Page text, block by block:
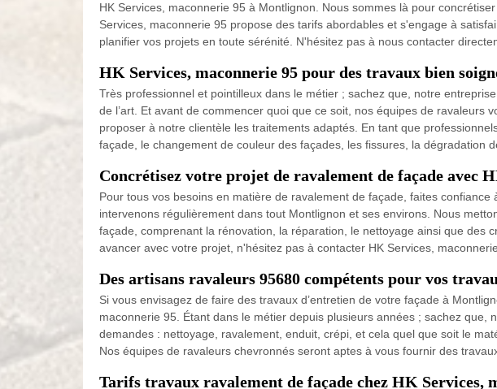
HK Services, maconnerie 95 à Montlignon. Nous sommes là pour
Services, maconnerie 95 propose des tarifs abordables et s'engage à
planifier vos projets en toute sérénité. N'hésitez pas à nous contacter
HK Services, maconnerie 95 pour des travaux bien
Très professionnel et pointilleux dans le métier ; sachez que, notre
de l’art. Et avant de commencer quoi que ce soit, nos équipes de
proposer à notre clientèle les traitements adaptés. En tant que
façade, le changement de couleur des façades, les fissures, la dégradation
Concrétisez votre projet de ravalement de façade avec
Pour tous vos besoins en matière de ravalement de façade, faites
intervenons régulièrement dans tout Montlignon et ses environs. Nous
façade, comprenant la rénovation, la réparation, le nettoyage ainsi que
avancer avec votre projet, n'hésitez pas à contacter HK Services,
Des artisans ravaleurs 95680 compétents pour vos
Si vous envisagez de faire des travaux d’entretien de votre façade à
maconnerie 95. Étant dans le métier depuis plusieurs années ; sachez
demandes : nettoyage, ravalement, enduit, crépi, et cela quel que soit le
Nos équipes de ravaleurs chevronnés seront aptes à vous fournir des
Tarifs travaux ravalement de façade chez HK Services,